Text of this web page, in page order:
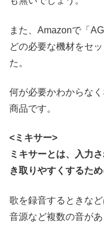
また、Amazonで「
どの必要な機材をセ
た。
何が必要かわからな
商品です。
<ミキサー>
ミキサーとは、入力
き取りやすくするた
歌を録音するときな
音源など複数の音があ